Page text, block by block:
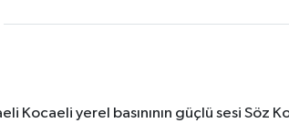
yerel basınının güçlü sesi Söz